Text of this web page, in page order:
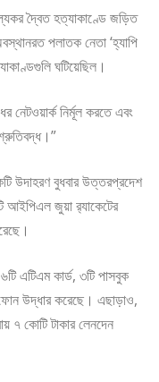
দ্বৈত হত্যাকাণ্ডে জড়িত
পলাতক নেতা ‘হ্যাপি
ঘটিয়েছিল।
নেটওয়ার্ক নির্মূল করতে এবং
উদাহরণ বুধবার উত্তরপ্রদেশ
আইপিএল জুয়া র‌্যাকেটের
এটিএম কার্ড, ৩টি পাসবুক
উদ্ধার করেছে। এছাড়াও,
৭ কোটি টাকার লেনদেন